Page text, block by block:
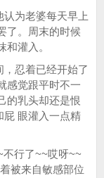
为老婆每天早上
了。周末的时候
灌入。
忍着已经开始了
感觉跟平时不一
的乳头却还是恨
屁 眼灌入一点精
行了~~哎呀~~
被来自敏感部位